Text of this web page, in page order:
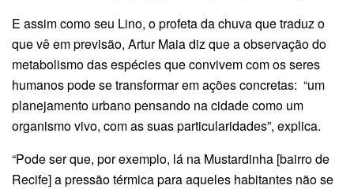
E assim como seu Lino, o profeta da chuva que traduz o
que vê em previsão, Artur Maia diz que a observação do
metabolismo das espécies que convivem com os seres
humanos pode se transformar em ações concretas: “um
planejamento urbano pensando na cidade como um
organismo vivo, com as suas particularidades”, explica.
“Pode ser que, por exemplo, lá na Mustardinha [bairro de
Recife] a pressão térmica para aqueles habitantes não se